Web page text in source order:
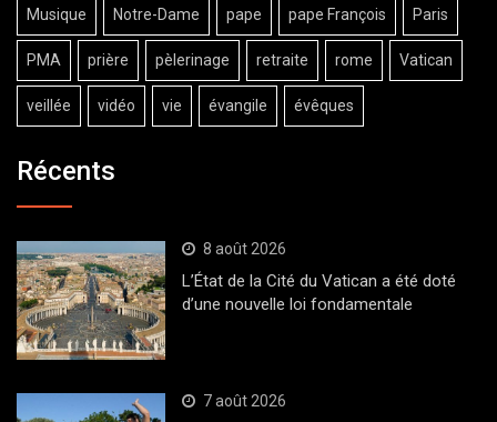
Musique Notre-Dame pape pape François Paris
PMA prière pèlerinage retraite rome Vatican
veillée vidéo vie évangile évêques
Récents
8 août 2026
L’État de la Cité du Vatican a été doté
d’une nouvelle loi fondamentale
7 août 2026